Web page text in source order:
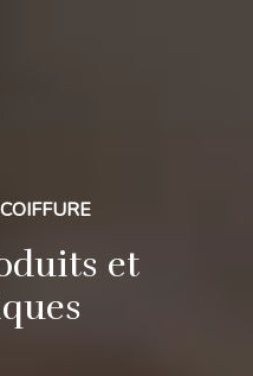
et